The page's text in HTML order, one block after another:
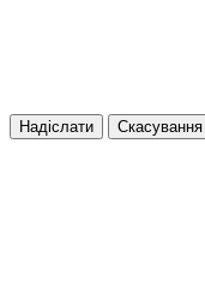
Надіслати Скасування